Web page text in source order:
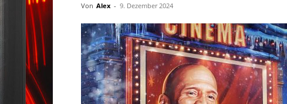
Von Alex - 9. Dezember 2024